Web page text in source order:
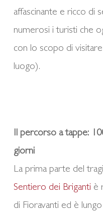
affascinante e ricco di
numerosi i turisti che
con lo scopo di
luogo).
Il percorso a tappe:
giorni
La prima parte del
Sentiero dei Briganti è
di Fioravanti ed è